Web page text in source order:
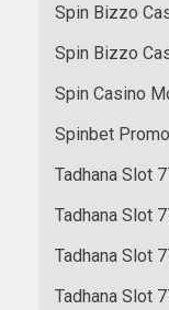
Spin Bizzo
Spin Bizzo
Spin Casino
Spinbet
Tadhana Slot
Tadhana Slot
Tadhana Slot
Tadhana Slot